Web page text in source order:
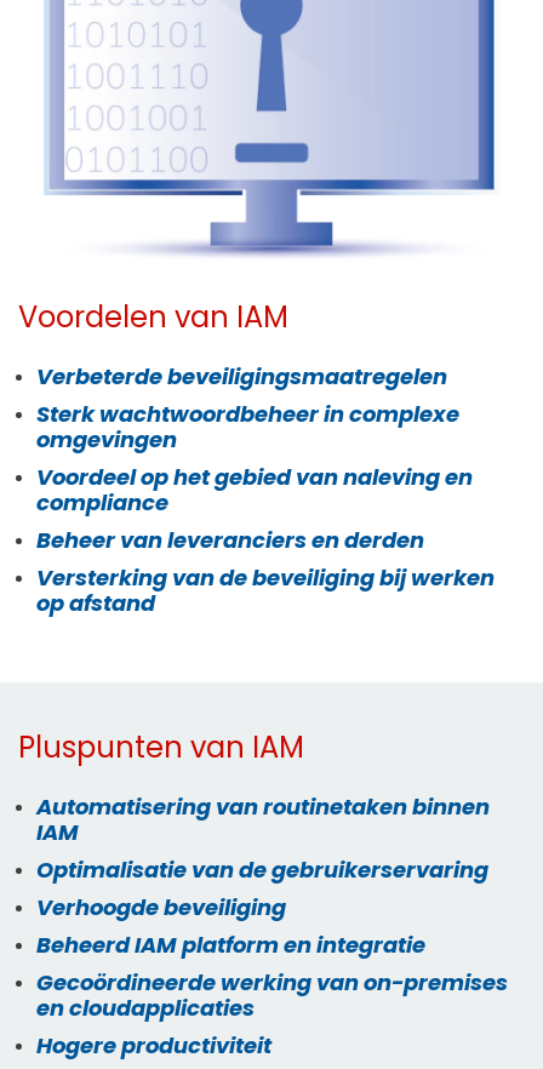
Voordelen van IAM
Verbeterde beveiligingsmaatregelen
Sterk wachtwoordbeheer in complexe
omgevingen
Voordeel op het gebied van naleving en
compliance
Beheer van leveranciers en derden
Versterking van de beveiliging bij werken
op afstand
Pluspunten van IAM
Automatisering van routinetaken binnen
IAM
Optimalisatie van de gebruikerservaring
Verhoogde beveiliging
Beheerd IAM platform en integratie
Gecoördineerde werking van on-premises
en cloudapplicaties
Hogere productiviteit